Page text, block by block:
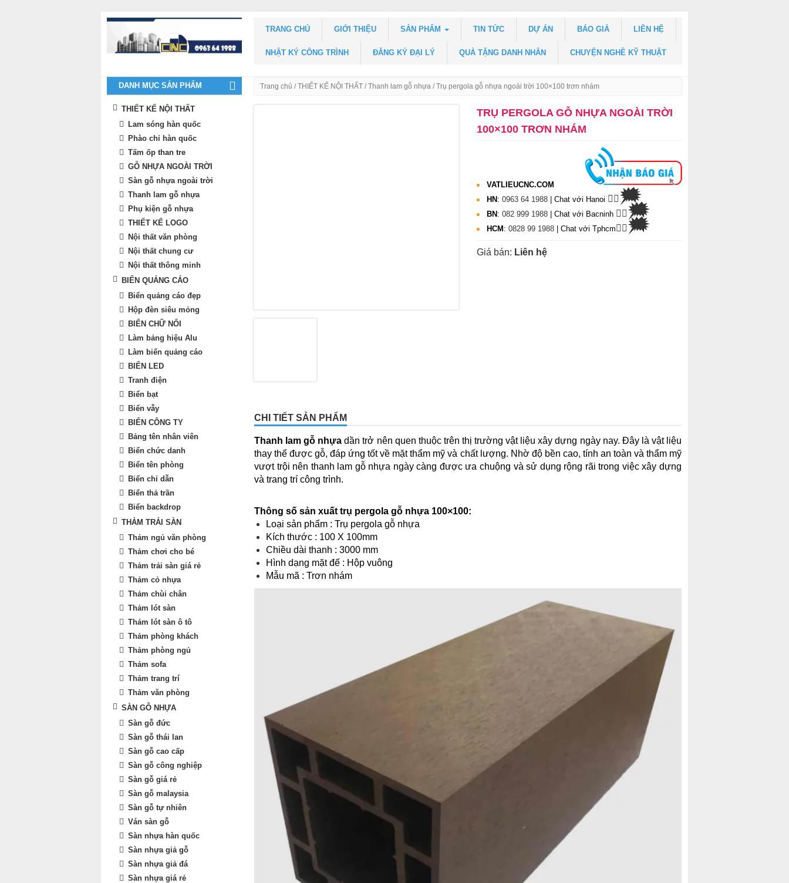
TRANG CHỦ GIỚI THIỆU SẢN PHẨM TIN TỨC DỰ ÁN BÁO GIÁ LIÊN HỆ
NHẬT KÝ CÔNG TRÌNH ĐĂNG KÝ ĐẠI LÝ QUÀ TẶNG DANH NHÂN CHUYỆN NGHỀ KỸ THUẬT
Trang chủ /THIẾT KẾ NỘI THẤT /Thanh lam gỗ nhựa / Trụ pergola gỗ nhựa ngoài trời 100×100 trơn nhám
TRỤ PERGOLA GỖ NHỰA NGOÀI TRỜI
100×100 TRƠN NHÁM
VATLIEUCNC.COM
HN : 0963 64 1988 | Chat với Hanoi 👉🏽🗯
BN : 082 999 1988 | Chat với Bacninh 👉🏽🗯
HCM : 0828 99 1988 | Chat với Tphcm 👉🏽🗯
Giá bán: Liên hệ
CHI TIẾT SẢN PHẨM
Thanh lam gỗ nhựa dần trở nên quen thuộc trên thị trường vật liệu xây dựng ngày nay. Đây là vật liệu
thay thế được gỗ, đáp ứng tốt về mặt thẩm mỹ và chất lượng. Nhờ độ bền cao, tính an toàn và thẩm mỹ
vượt trội nên thanh lam gỗ nhựa ngày càng được ưa chuộng và sử dụng rộng rãi trong việc xây dựng
và trang trí công trình.
Thông số sản xuất trụ pergola gỗ nhựa 100×100:
Loại sản phẩm : Trụ pergola gỗ nhựa
Kích thước : 100 X 100mm
Chiều dài thanh : 3000 mm
Hình dạng mặt đế : Hộp vuông
Mẫu mã : Trơn nhám
DANH MỤC SẢN PHẨM
THIẾT KẾ NỘI THẤT
Lam sóng hàn quốc
Phào chỉ hàn quốc
Tấm ốp than tre
GỖ NHỰA NGOÀI TRỜI
Sàn gỗ nhựa ngoài trời
Thanh lam gỗ nhựa
Phụ kiện gỗ nhựa
THIẾT KẾ LOGO
Nội thất văn phòng
Nội thất chung cư
Nội thất thông minh
BIỂN QUẢNG CÁO
Biển quảng cáo đẹp
Hộp đèn siêu mỏng
BIỂN CHỮ NỔI
Làm bảng hiệu Alu
Làm biển quảng cáo
BIỂN LED
Tranh điện
Biển bạt
Biển vẫy
BIỂN CÔNG TY
Bảng tên nhân viên
Biển chức danh
Biển tên phòng
Biển chỉ dẫn
Biển thả trần
Biển backdrop
THẢM TRẢI SÀN
Thảm ngủ văn phòng
Thảm chơi cho bé
Thảm trải sàn giá rẻ
Thảm cỏ nhựa
Thảm chùi chân
Thảm lót sàn
Thảm lót sàn ô tô
Thảm phòng khách
Thảm phòng ngủ
Thảm sofa
Thảm trang trí
Thảm văn phòng
SÀN GỖ NHỰA
Sàn gỗ đức
Sàn gỗ thái lan
Sàn gỗ cao cấp
Sàn gỗ công nghiệp
Sàn gỗ giá rẻ
Sàn gỗ malaysia
Sàn gỗ tự nhiên
Ván sàn gỗ
Sàn nhựa hàn quốc
Sàn nhựa giả gỗ
Sàn nhựa giả đá
Sàn nhựa giá rẻ